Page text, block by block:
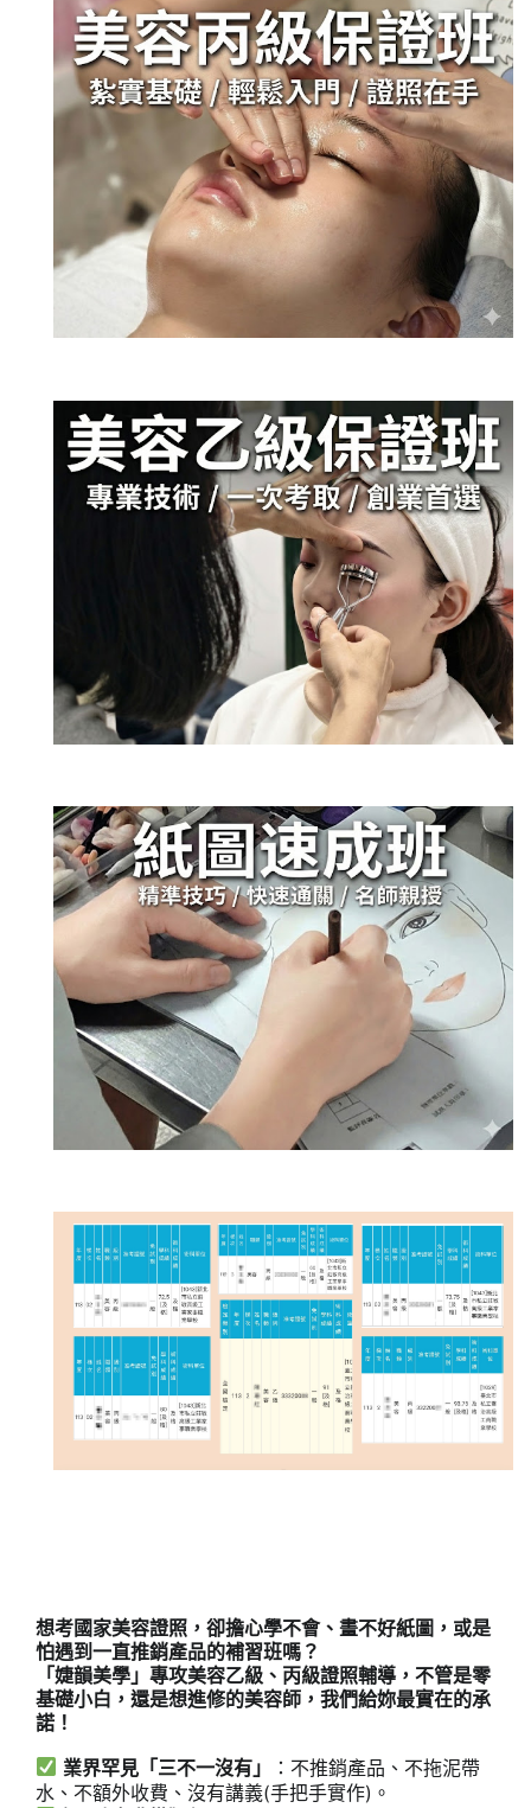
想考國家美容證照，卻擔心學不會、畫不好紙圖，或是
怕遇到一直推銷產品的補習班嗎？
「婕韻美學」專攻美容乙級、丙級證照輔導，不管是零
基礎小白，還是想進修的美容師，我們給妳最實在的承
諾！
業界罕見「三不一沒有」
：不推銷產品、不拖泥帶
水、不額外收費、沒有講義(手把手實作)。